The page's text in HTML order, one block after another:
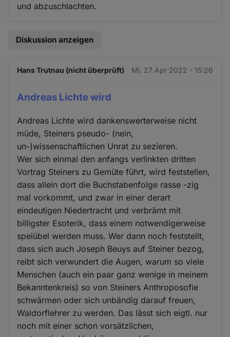
und abzuschlachten.
Diskussion anzeigen
Hans Trutnau (nicht überprüft) Mi. 27 Apr 2022 - 15:26
Andreas Lichte wird
Andreas Lichte wird dankenswerterweise nicht
müde, Steiners pseudo- (nein,
un-)wissenschaftlichen Unrat zu sezieren.
Wer sich einmal den anfangs verlinkten dritten
Vortrag Steiners zu Gemüte führt, wird feststellen,
dass allein dort die Buchstabenfolge rasse -zig
mal vorkommt, und zwar in einer derart
eindeutigen Niedertracht und verbrämt mit
billigster Esoterik, dass einem notwendigerweise
speiübel werden muss. Wer dann noch feststellt,
dass sich auch Joseph Beuys auf Steiner bezog,
reibt sich verwundert die Augen, warum so viele
Menschen (auch ein paar ganz wenige in meinem
Bekanntenkreis) so von Steiners Anthroposofie
schwärmen oder sich unbändig darauf freuen,
Waldorflehrer zu werden. Das lässt sich eigtl. nur
noch mit einer schon vorsätzlichen,